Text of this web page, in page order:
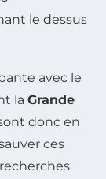
le dessus
avec le
la Grande
donc en
ces